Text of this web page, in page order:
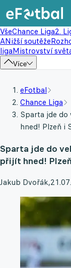
VšeChance Liga2.
ANižší soutěže
ligaMistrovství
Více
eFotbal
Chance Liga
Sparta jde
hned! Plzeň i
Sparta jde do
přijít hned!
Jakub Dvořák,